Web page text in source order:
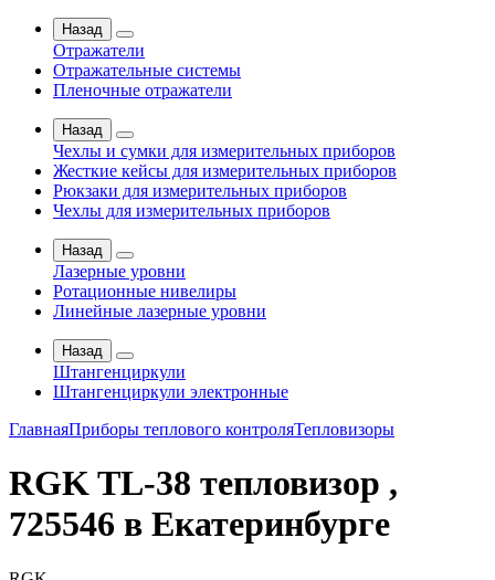
Назад
Отражатели
Отражательные системы
Пленочные отражатели
Назад
Чехлы и сумки для измерительных приборов
Жесткие кейсы для измерительных приборов
Рюкзаки для измерительных приборов
Чехлы для измерительных приборов
Назад
Лазерные уровни
Ротационные нивелиры
Линейные лазерные уровни
Назад
Штангенциркули
Штангенциркули электронные
ГлавнаяПриборы теплового контроляТепловизоры
RGK TL-38 тепловизор ,
725546 в Екатеринбурге